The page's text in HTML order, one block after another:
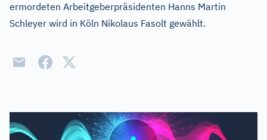
ermordeten Arbeitgeberpräsidenten Hanns Martin
Schleyer wird in Köln Nikolaus Fasolt gewählt.